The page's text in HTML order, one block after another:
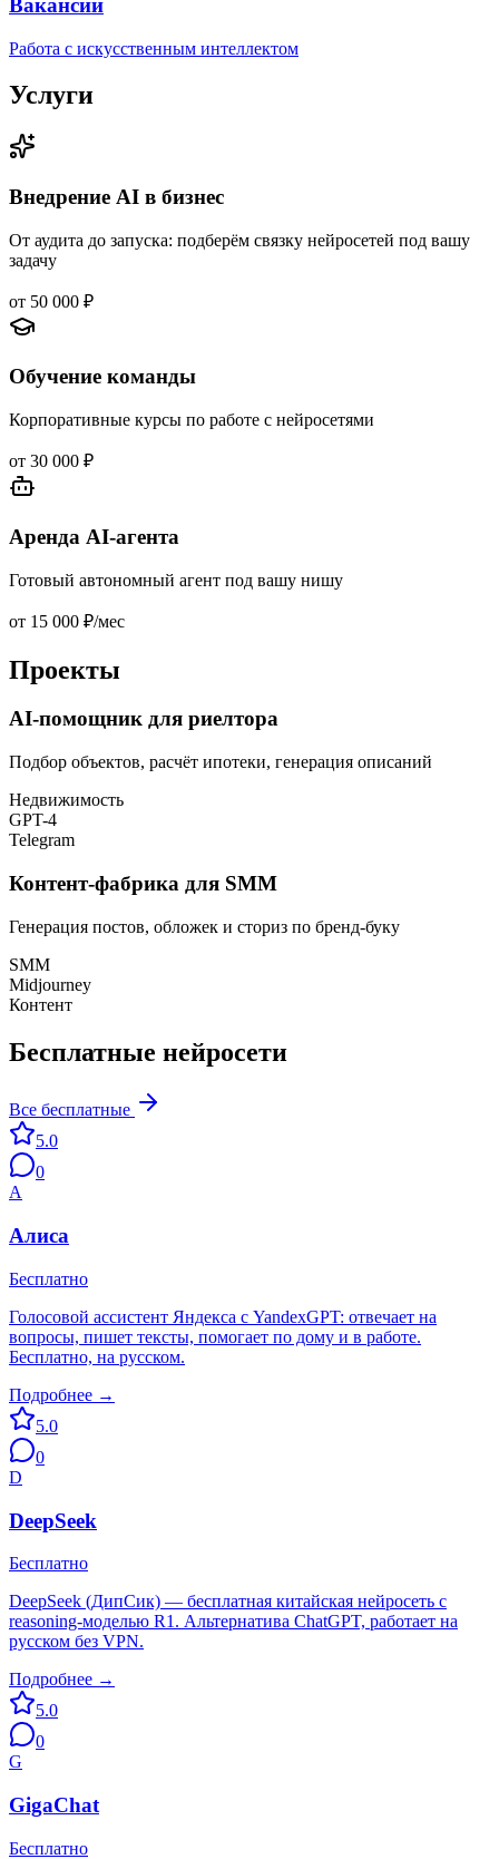
Вакансии
Работа с искусственным интеллектом
Услуги
Внедрение AI в бизнес
От аудита до запуска: подберём связку нейросетей под вашу
задачу
от 50 000 ₽
Обучение команды
Корпоративные курсы по работе с нейросетями
от 30 000 ₽
Аренда AI-агента
Готовый автономный агент под вашу нишу
от 15 000 ₽/мес
Проекты
AI-помощник для риелтора
Подбор объектов, расчёт ипотеки, генерация описаний
Недвижимость
GPT-4
Telegram
Контент-фабрика для SMM
Генерация постов, обложек и сториз по бренд-буку
SMM
Midjourney
Контент
Бесплатные нейросети
Все бесплатные
5.0
0
А
Алиса
Бесплатно
Голосовой ассистент Яндекса с YandexGPT: отвечает на
вопросы, пишет тексты, помогает по дому и в работе.
Бесплатно, на русском.
Подробнее →
5.0
0
D
DeepSeek
Бесплатно
DeepSeek (ДипСик) — бесплатная китайская нейросеть с
reasoning-моделью R1. Альтернатива ChatGPT, работает на
русском без VPN.
Подробнее →
5.0
0
G
GigaChat
Бесплатно